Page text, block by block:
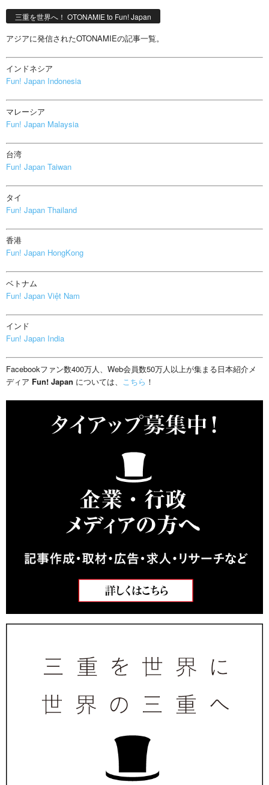
三重を世界へ！ OTONAMIE to Fun! Japan
アジアに発信されたOTONAMIEの記事一覧。
インドネシア
Fun! Japan Indonesia
マレーシア
Fun! Japan Malaysia
台湾
Fun! Japan Taiwan
タイ
Fun! Japan Thailand
香港
Fun! Japan HongKong
ベトナム
Fun! Japan Việt Nam
インド
Fun! Japan India
Facebookファン数400万人、Web会員数50万人以上が集まる日本紹介メ
ディア Fun! Japan については、 こちら ！